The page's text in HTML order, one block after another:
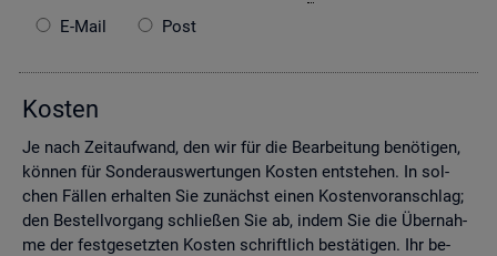
E-Mail
Post
Kos­ten
Je nach Zeit­auf­wand, den wir für die Be­ar­bei­tung be­nö­ti­gen,
kön­nen für Son­der­aus­wer­tun­gen Kos­ten ent­ste­hen. In sol­
chen Fäl­len er­hal­ten Sie zu­nächst einen Kos­ten­vor­anschlag;
den Be­stell­vor­gang schlie­ßen Sie ab, indem Sie die Über­nah­
me der fest­ge­setz­ten Kos­ten schrift­lich be­stä­ti­gen. Ihr be­